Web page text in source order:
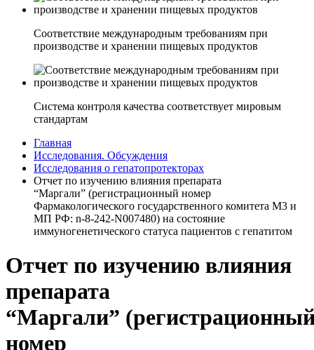
Соответствие международным требованиям при
производстве и хранении пищевых продуктов
Система контроля качества соответствует мировым
стандартам
Главная
Исследования. Обсуждения
Исследования о гепатопротекторах
Отчет по изучению влияния препарата
“Маргали” (регистрационный номер
Фармакологического государственного комитета М3 и
МП РФ: n-8-242-N007480) на состояние
иммуногенетического статуса пациентов с гепатитом
Отчет по изучению влияния
препарата
“Маргали”
номер